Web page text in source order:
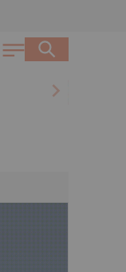
chevron_right